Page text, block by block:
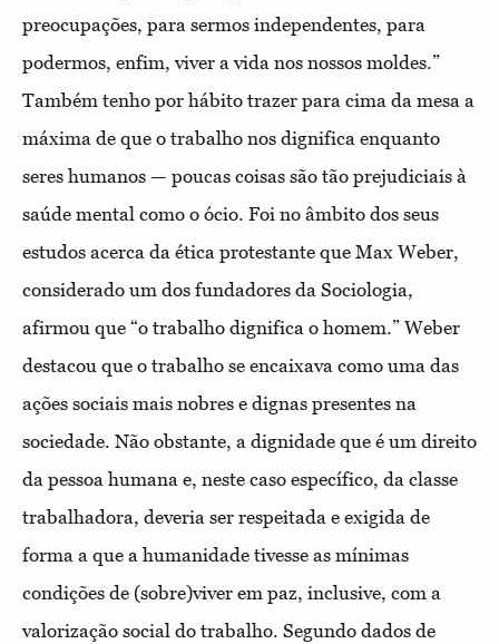
preocupações, para sermos independentes, para
podermos, enfim, viver a vida nos nossos moldes.”
Também tenho por hábito trazer para cima da mesa a
máxima de que o trabalho nos dignifica enquanto
seres humanos — poucas coisas são tão prejudiciais à
saúde mental como o ócio. Foi no âmbito dos seus
estudos acerca da ética protestante que Max Weber,
considerado um dos fundadores da Sociologia,
afirmou que “o trabalho dignifica o homem.” Weber
destacou que o trabalho se encaixava como uma das
ações sociais mais nobres e dignas presentes na
sociedade. Não obstante, a dignidade que é um direito
da pessoa humana e, neste caso específico, da classe
trabalhadora, deveria ser respeitada e exigida de
forma a que a humanidade tivesse as mínimas
condições de (sobre)viver em paz, inclusive, com a
valorização social do trabalho. Segundo dados de